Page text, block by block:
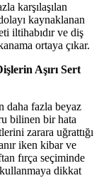
karşılaşılan
kaynaklanan
iltihabıdır ve diş
ortaya çıkar.
Aşırı Sert
daha fazla beyaz
bilinen bir hata
zarara uğrattığı
iken kibar ve
fırça seçiminde
dikkat